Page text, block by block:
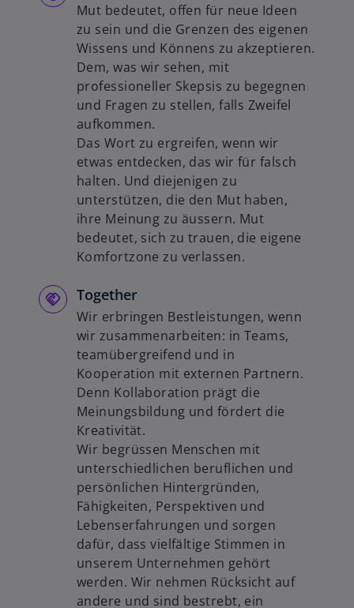
Mut bedeutet, offen für neue Ideen
zu sein und die Grenzen des eigenen
Wissens und Könnens zu akzeptieren.
Dem, was wir sehen, mit
professioneller Skepsis zu begegnen
und Fragen zu stellen, falls Zweifel
aufkommen.
Das Wort zu ergreifen, wenn wir
etwas entdecken, das wir für falsch
halten. Und diejenigen zu
unterstützen, die den Mut haben,
ihre Meinung zu äussern. Mut
bedeutet, sich zu trauen, die eigene
Komfortzone zu verlassen.
Together
Wir erbringen Bestleistungen, wenn
wir zusammenarbeiten: in Teams,
teamübergreifend und in
Kooperation mit externen Partnern.
Denn Kollaboration prägt die
Meinungsbildung und fördert die
Kreativität.
Wir begrüssen Menschen mit
unterschiedlichen beruflichen und
persönlichen Hintergründen,
Fähigkeiten, Perspektiven und
Lebenserfahrungen und sorgen
dafür, dass vielfältige Stimmen in
unserem Unternehmen gehört
werden. Wir nehmen Rücksicht auf
andere und sind bestrebt, ein